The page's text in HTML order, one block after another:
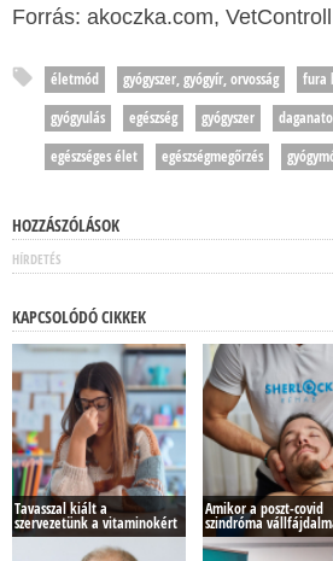
Forrás: akoczka.com, VetControll
életmód gyógyszer, gyógyír, orvosság fura
gyógyulás
egészség gyógyszer
egészséges élet
egészségmegőrzés
HOZZÁSZÓLÁSOK
HÍRDETÉS
KAPCSOLÓDÓ CIKKEK
Tavasszal kiált a
szervezetünk a vitaminokért
Amikor a poszt-covid
szindróma